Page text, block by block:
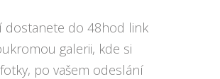
dostanete do 48hod link
galerii, kde si
po vašem odeslání